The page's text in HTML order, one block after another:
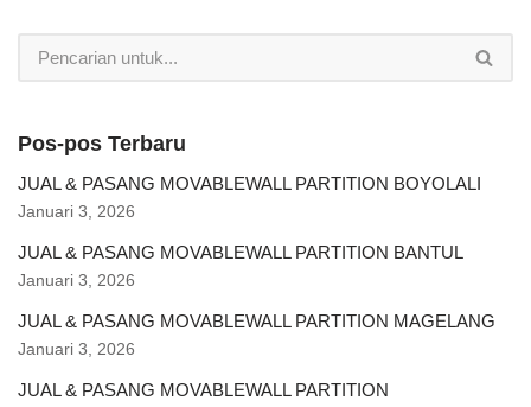
Pos-pos Terbaru
JUAL & PASANG MOVABLEWALL PARTITION BOYOLALI
Januari 3, 2026
JUAL & PASANG MOVABLEWALL PARTITION BANTUL
Januari 3, 2026
JUAL & PASANG MOVABLEWALL PARTITION MAGELANG
Januari 3, 2026
JUAL & PASANG MOVABLEWALL PARTITION